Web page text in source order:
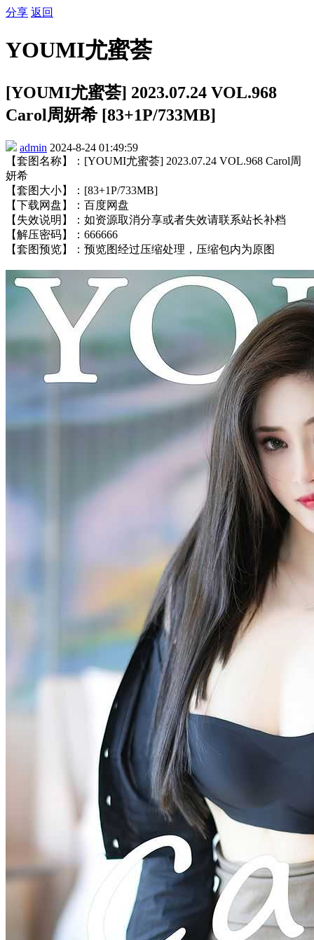
分享 返回
YOUMI尤蜜荟
[YOUMI尤蜜荟] 2023.07.24 VOL.968
Carol周妍希 [83+1P/733MB]
admin 2024-8-24 01:49:59
【套图名称】：[YOUMI尤蜜荟] 2023.07.24 VOL.968 Carol周
妍希
【套图大小】：[83+1P/733MB]
【下载网盘】：百度网盘
【失效说明】：如资源取消分享或者失效请联系站长补档
【解压密码】：666666
【套图预览】：预览图经过压缩处理，压缩包内为原图